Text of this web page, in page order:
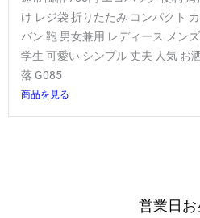
け レジ袋 折りたたみ コンパクト カ
バン 鞄 男女兼用 レディース メンズ
学生 可愛い シンプル 丈夫 人気 お
落 G085
商品を見る
営業日